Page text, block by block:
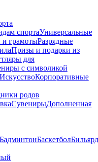
спортаУниверсальные
грамотыРазрядные
Призы и подарки из
для
с символикой
ИскусствоКорпоративные
родов
СувенирыДополненная
БадминтонБаскетболБильярд